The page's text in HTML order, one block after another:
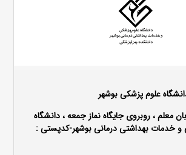
علوم پزشکی بوشهر
معلم ، روبروی جایگاه نماز جمعه ، دانشگاه
و خدمات بهداشتی درمانی بوشهر-کدپستی :